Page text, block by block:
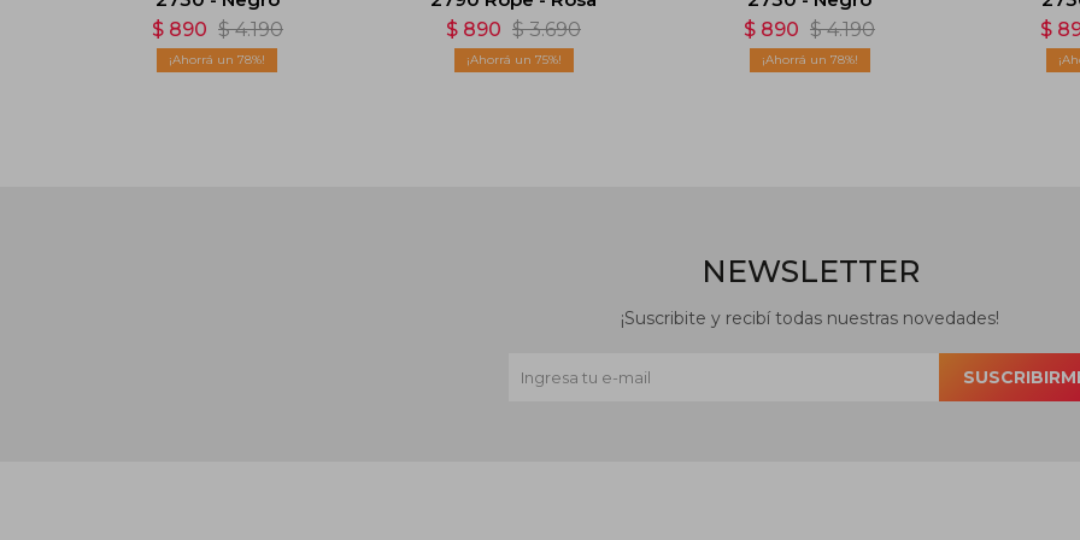
$ 890 $ 4.190
78
$ 890 $ 3.690
75
$ 890 $ 4.190
78
$
NEWSLETTER
¡Suscribite y recibí todas nuestras novedades!